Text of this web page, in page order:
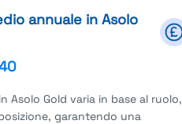
annuale in Asolo
Asolo Gold varia in base al ruolo,
garantendo una